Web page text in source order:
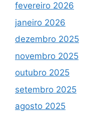
fevereiro 2026
janeiro 2026
dezembro 2025
novembro 2025
outubro 2025
setembro 2025
agosto 2025